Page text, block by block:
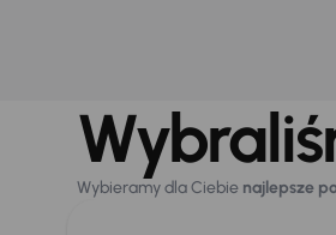
Wybieramy dla Ciebie najlepsze